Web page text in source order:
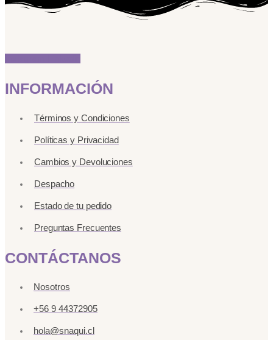
INFORMACIÓN
Términos y Condiciones
Políticas y Privacidad
Cambios y Devoluciones
Despacho
Estado de tu pedido
Preguntas Frecuentes
CONTÁCTANOS
Nosotros
+56 9 44372905
hola@snaqui.cl